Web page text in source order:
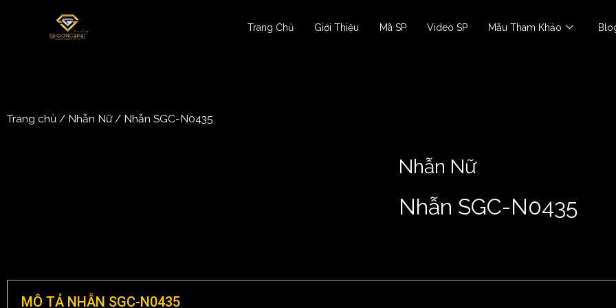
Trang Chủ Giới Thiệu Mã SP Video SP Mẫu Tham Khảo
Trang chủ / Nhẫn Nữ/ Nhẫn SGC-N0435
Nhẫn Nữ
Nhẫn SGC-N0435
MÔ TẢ NHẪN SGC-N0435